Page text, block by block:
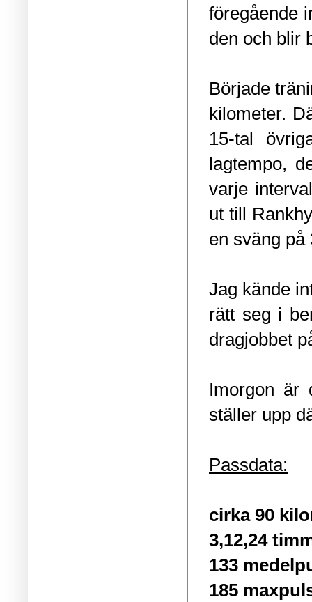
föregående
den och blir
Började
kilometer.
15-tal
lagtempo,
varje
ut till
en sväng på
Jag kände
rätt seg i
dragjobbet
Imorgon är
ställer upp
Passdata:
cirka 90
3,12,24
133
185